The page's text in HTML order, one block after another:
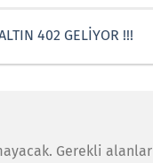
402 GELİYOR !!!
Gerekli alanlar